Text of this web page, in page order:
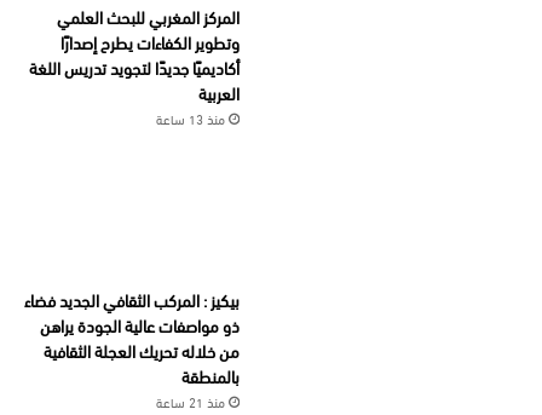
المركز المغربي للبحث العلمي
وتطوير الكفاءات يطرح إصدارًا
أكاديميًا جديدًا لتجويد تدريس اللغة
العربية
منذ 13 ساعة
بيكيز : المركب الثقافي الجديد فضاء
ذو مواصفات عالية الجودة يراهن
من خلاله تحريك العجلة الثقافية
بالمنطقة
منذ 21 ساعة